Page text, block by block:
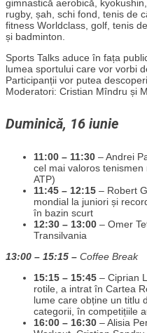
gimnastică aerobică,
rugby, șah, schi fond, tenis de
fitness Worldclass, golf, tenis
și badminton.
Sports Talks aduce în fața
lumea sportului care vor vorbi
Participanții vor putea
Moderatori: Cristian Mîndru și
Duminică, 16 iunie
11:00 – 11:30 – Andrei
cel mai valoros tenismen
ATP)
11:45 – 12:15 – Robert
mondial la juniori și
în bazin scurt
12:30 – 13:00 – Omer
Transilvania
13:00 – 15:15 – Coffee Break
15:15 – 15:45 – Ciprian
rotile, a intrat în Cartea
lume care obține un titlu
categorii, în competițiile
16:00 – 16:30 – Alisia